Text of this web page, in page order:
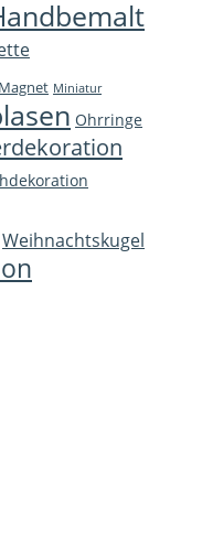
Magnet Miniatur
Ohrringe
Weihnachtskugel